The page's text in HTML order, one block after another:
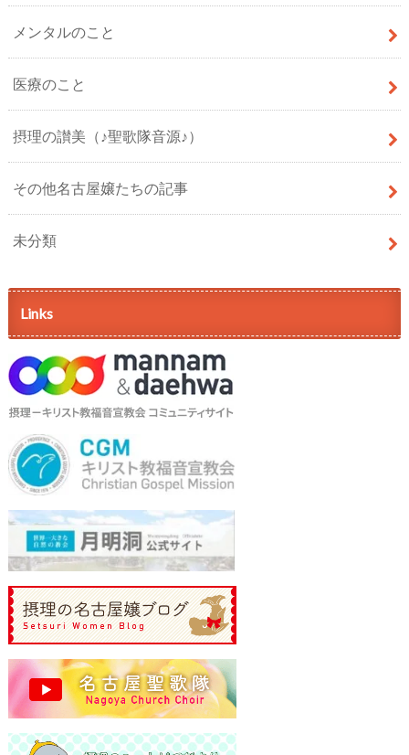
メンタルのこと
医療のこと
摂理の讃美（♪聖歌隊音源♪）
その他名古屋嬢たちの記事
未分類
Links